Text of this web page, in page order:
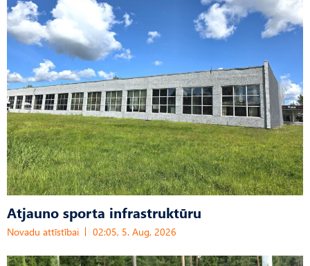
Atjauno sporta infrastruktūru
Novadu attīstībai 02:05, 5. Aug, 2026